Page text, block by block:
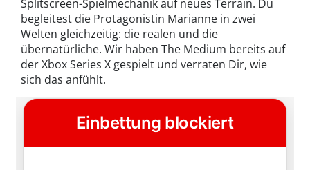
Splitscreen-Spielmechanik auf neues Terrain. Du
begleitest die Protagonistin Marianne in zwei
Welten gleichzeitig: die realen und die
übernatürliche. Wir haben The Medium bereits auf
der Xbox Series X gespielt und verraten Dir, wie
sich das anfühlt.